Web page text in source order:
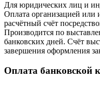
Для юридических лиц и
Оплата организацией
расчётный счёт
Производится по
банковских дней. Счёт
завершения оформления
Оплата банковской